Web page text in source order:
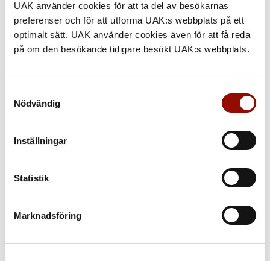
UAK använder cookies för att ta del av besökarnas
preferenser och för att utforma UAK:s webbplats på ett
optimalt sätt. UAK använder cookies även för att få reda
på om den besökande tidigare besökt UAK:s webbplats.
Nödvändig
Inställningar
Statistik
Marknadsföring
TILL KATALOGERNA
Internationell Kvalitetsauktion
11 – 14 juni 2024 »